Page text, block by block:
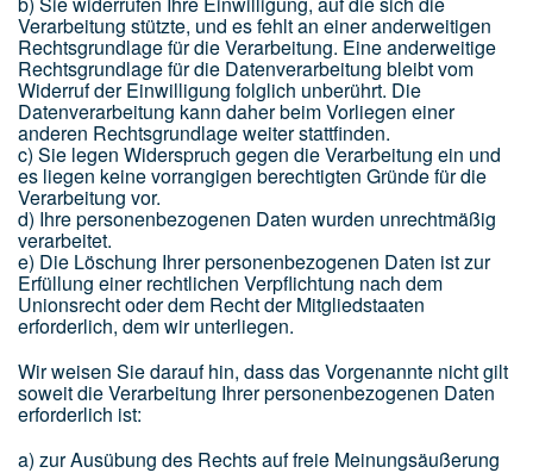
Verarbeitung stützte, und es fehlt an einer anderweitigen
Rechtsgrundlage für die Verarbeitung. Eine anderweitige
Rechtsgrundlage für die Datenverarbeitung bleibt vom
Widerruf der Einwilligung folglich unberührt. Die
Datenverarbeitung kann daher beim Vorliegen einer
anderen Rechtsgrundlage weiter stattfinden.
c) Sie legen Widerspruch gegen die Verarbeitung ein und
es liegen keine vorrangigen berechtigten Gründe für die
Verarbeitung vor.
d) Ihre personenbezogenen Daten wurden unrechtmäßig
verarbeitet.
e) Die Löschung Ihrer personenbezogenen Daten ist zur
Erfüllung einer rechtlichen Verpflichtung nach dem
Unionsrecht oder dem Recht der Mitgliedstaaten
erforderlich, dem wir unterliegen.
Wir weisen Sie darauf hin, dass das Vorgenannte nicht gilt
soweit die Verarbeitung Ihrer personenbezogenen Daten
erforderlich ist:
a) zur Ausübung des Rechts auf freie Meinungsäußerung